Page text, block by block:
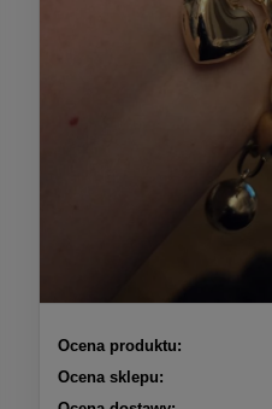
Ocena produktu:
Ocena sklepu: